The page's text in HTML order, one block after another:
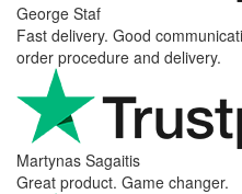
George Staf
Fast delivery. Good
order procedure and delivery.
Martynas Sagaitis
Great product. Game changer.